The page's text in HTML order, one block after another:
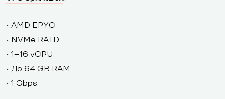
• AMD EPYC
• NVMe RAID
• 1–16 vCPU
• До 64 GB RAM
• 1 Gbps